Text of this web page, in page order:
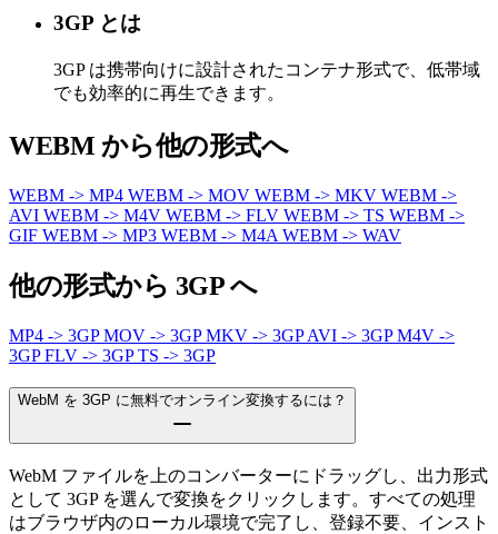
3GP とは
3GP は携帯向けに設計されたコンテナ形式で、低帯域
でも効率的に再生できます。
WEBM から他の形式へ
WEBM -> MP4 WEBM -> MOV WEBM -> MKV WEBM ->
AVI WEBM -> M4V WEBM -> FLV WEBM -> TS WEBM ->
GIF WEBM -> MP3 WEBM -> M4A WEBM -> WAV
他の形式から 3GP へ
MP4 -> 3GPMOV -> 3GPMKV -> 3GPAVI -> 3GPM4V ->
3GPFLV -> 3GPTS -> 3GP
WebM を 3GP に無料でオンライン変換するには？
WebM ファイルを上のコンバーターにドラッグし、出力形式
として 3GP を選んで変換をクリックします。すべての処理
はブラウザ内のローカル環境で完了し、登録不要、インスト